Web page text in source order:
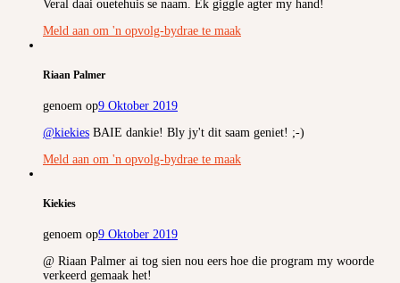
Veral daai ouetehuis se naam. Ek giggle agter my hand!
Meld aan om 'n opvolg-bydrae te maak
Riaan Palmer
genoem op9 Oktober 2019
@kiekies BAIE dankie! Bly jy't dit saam geniet! ;-)
Meld aan om 'n opvolg-bydrae te maak
Kiekies
genoem op9 Oktober 2019
@ Riaan Palmer ai tog sien nou eers hoe die program my woorde
verkeerd gemaak het!